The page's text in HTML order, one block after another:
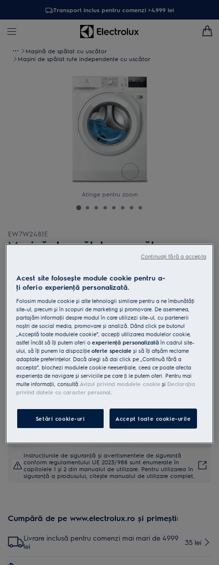
Transport inclus pentru comenzi >4.999 lei
Mașină de spălat cu uscător
Mașini de spălat rufe independente cu uscător
Atinge pentru zoom
EW7W2481E
Mașină de spălat cu uscător
SteamCare 700 clasă D 8.0 kg
4.8 (9)
Fișa cu informaţii despre produs
Beneficii
Mașina cu uscător SteamCare 700 reîmprospătează hainele fără a fi
nevoie de spălare.
Atunci când hainele nu necesită o spălare completă, utilizează
SteamRefresh.
Spală și usucă diferite țesături într-o singură mașină, cu DualCare®.
Instrucţiunile de siguranţă și avertismentele de siguranţă
conform regulamentului UE 2023/988 sunt enumerate în
capitolele 1 și 2 din manualul de utilizare. Pentru utilizarea în
siguranţă a produsului, citește manualul de utilizare complet.
Cumpără de pe www.electrolux.ro și primești:
Livrare inclusă pentru comenzi mai mari de 4999
lei
35 lei
Acest site folosește module cookie pentru a-
ţi oferi o experienţă personalizată.
Folosim module cookie și alte tehnologii similare pentru a ne îmbunătăţi
site-ul, precum și în scopuri de marketing și promovare. De asemenea,
partajăm informaţii despre modul în care utilizezi site-ul, cu partenerii
noștri de social media, promovare și analiză. Dând click pe butonul
„Acceptă toate modulele cookie”, accepţi utilizarea modulelor cookie,
astfel încât să îţi putem oferi oexperienţă personalizată în cadrul site-
ului, să îţi punem la dispoziţieoferte speciale și să îţi afișăm reclame
adaptate preferinţelor. Dacă alegi să dai click pe „Continuă fără a
accepta”, blochezi modulele cookie neesenţiale, ceea ce poate afecta
experienţa de navigare și serviciile pe care ţi le putem oferi. Pentru mai
multe informaţii, consultă Avizul privind modulele cookie și Declaraţia
privind datele cu caracter personal.
Setări cookie-uri Accept toate cookie-urile
Continuați fără a accepta